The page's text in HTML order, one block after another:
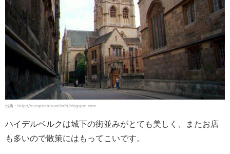
出典：http://europeantravelinfo.blogspot.com
ハイデルベルクは城下の街並みがとても美しく、またお店
も多いので散策にはもってこいです。